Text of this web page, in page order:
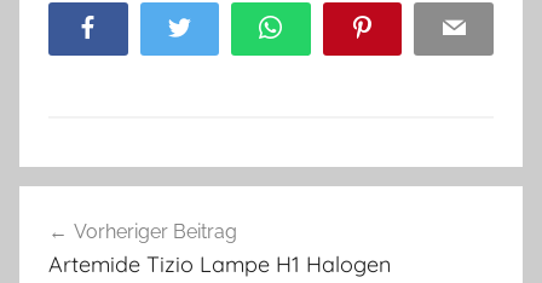
Facebook Twitter WhatsApp Pinterest Email
Vorheriger Beitrag
Artemide Tizio Lampe H1 Halogen